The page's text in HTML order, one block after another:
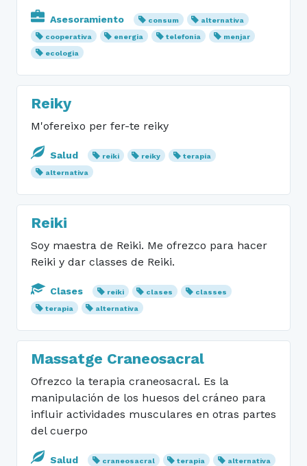
Asesoramiento consum
alternativa
cooperativa
energia telefonia
menjar
ecologia
Reiky
M'ofereixo per fer-te reiky
Salud reiki reiky
terapia
alternativa
Reiki
Soy maestra de Reiki. Me ofrezco para hacer
Reiki y dar classes de Reiki.
Clases reiki clases
classes
terapia
alternativa
Massatge Craneosacral
Ofrezco la terapia craneosacral. Es la
manipulación de los huesos del cráneo para
influir actividades musculares en otras partes
del cuerpo
Salud craneosacral terapia alternativa